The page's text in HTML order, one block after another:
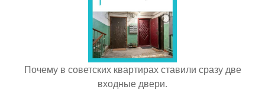
Почему в советских квартирах ставили сразу две
входные двери.